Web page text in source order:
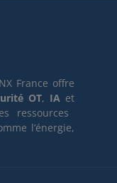
France offre
OT, IA et
ressources
l’énergie,